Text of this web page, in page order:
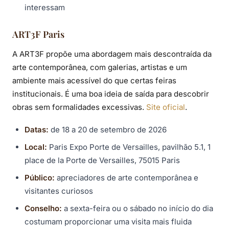
interessam
ART3F Paris
A ART3F propõe uma abordagem mais descontraída da
arte contemporânea, com galerias, artistas e um
ambiente mais acessível do que certas feiras
institucionais. É uma boa ideia de saída para descobrir
obras sem formalidades excessivas. Site oficial.
Datas: de 18 a 20 de setembro de 2026
Local: Paris Expo Porte de Versailles, pavilhão 5.1, 1
place de la Porte de Versailles, 75015 Paris
Público: apreciadores de arte contemporânea e
visitantes curiosos
Conselho: a sexta-feira ou o sábado no início do dia
costumam proporcionar uma visita mais fluida